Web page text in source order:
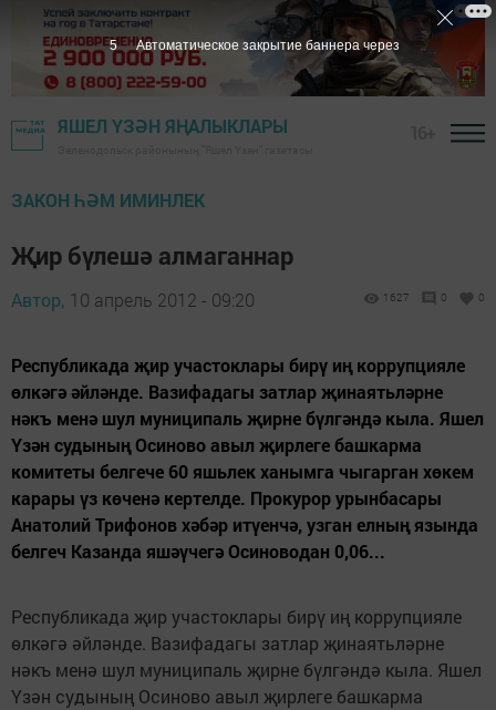
ЯШЕЛ ҮЗӘН ЯҢАЛЫКЛАРЫ
ЗАКОН ҺӘМ ИМИНЛЕК
Җир бүлешә алмаганнар
Автор, 10 апрель 2012 - 09:20 1627 0 0
Республикада җир участоклары бирү иң коррупцияле
өлкәгә әйләнде. Вазифадагы затлар җинаятьләрне
нәкъ менә шул муниципаль җирне бүлгәндә кыла. Яшел
Үзән судының Осиново авыл җирлеге башкарма
комитеты белгече 60 яшьлек ханымга чыгарган хөкем
карары үз көченә кертелде. Прокурор урынбасары
Анатолий Трифонов хәбәр итүенчә, узган елның язында
белгеч Казанда яшәүчегә Осиноводан 0,06...
Республикада җир участоклары бирү иң коррупцияле
өлкәгә әйләнде. Вазифадагы затлар җинаятьләрне
нәкъ менә шул муниципаль җирне бүлгәндә кыла. Яшел
Үзән судының Осиново авыл җирлеге башкарма
4 Автоматическое закрытие баннера через